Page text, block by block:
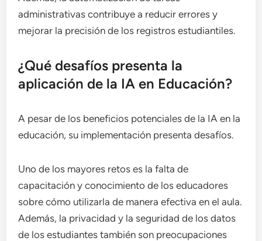
administrativas contribuye a reducir errores y
mejorar la precisión de los registros estudiantiles.
¿Qué desafíos presenta la
aplicación de la IA en Educación?
A pesar de los beneficios potenciales de la IA en la
educación, su implementación presenta desafíos.
Uno de los mayores retos es la falta de
capacitación y conocimiento de los educadores
sobre cómo utilizarla de manera efectiva en el aula.
Además, la privacidad y la seguridad de los datos
de los estudiantes también son preocupaciones